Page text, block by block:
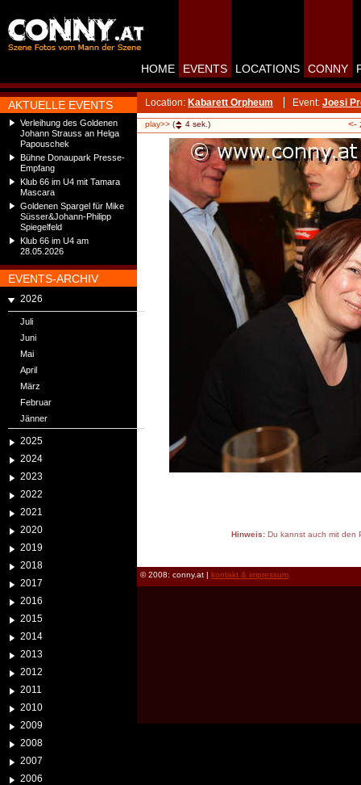
AKTUELLE EVENTS
Verleihung des Goldenen
Johann Strauss an Helga
Papouschek
Bühne Donaupark Presse-
Empfang
Klub 66 im U4 mit Tamara
Mascara
Goldenen Spargel für Mike
Süsser&Johann-Philipp
Spiegelfeld
Klub 66 im U4 am
28.05.2026
EVENTS-ARCHIV
2026
Juli
Juni
Mai
April
März
Februar
Jänner
2025
2024
2023
2022
2021
2020
2019
2018
2017
2016
2015
2014
2013
2012
2011
2010
2009
2008
2007
2006
HOME EVENTS LOCATIONS CONNY
Location: Kabarett Orpheum Event: Joesi
play>> ( 4 sek.) <-
Hinweis:Du kannst auch mit den
© 2008: conny.at | kontakt & impressum